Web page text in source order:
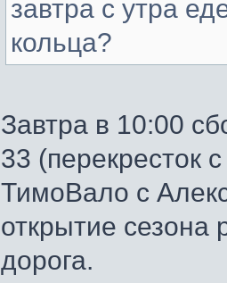
завтра с утра
кольца?
Завтра в 10:00
33 (перекресток
ТимоВало с
открытие сезона
дорога.